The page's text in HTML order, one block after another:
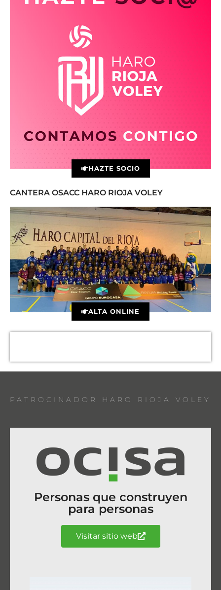
HAZTE SOCIO
CANTERA OSACC HARO RIOJA VOLEY
ALTA ONLINE
PATROCINADOR HARO RIOJA VOLEY
Personas que construyen
para personas
Visitar sitio web